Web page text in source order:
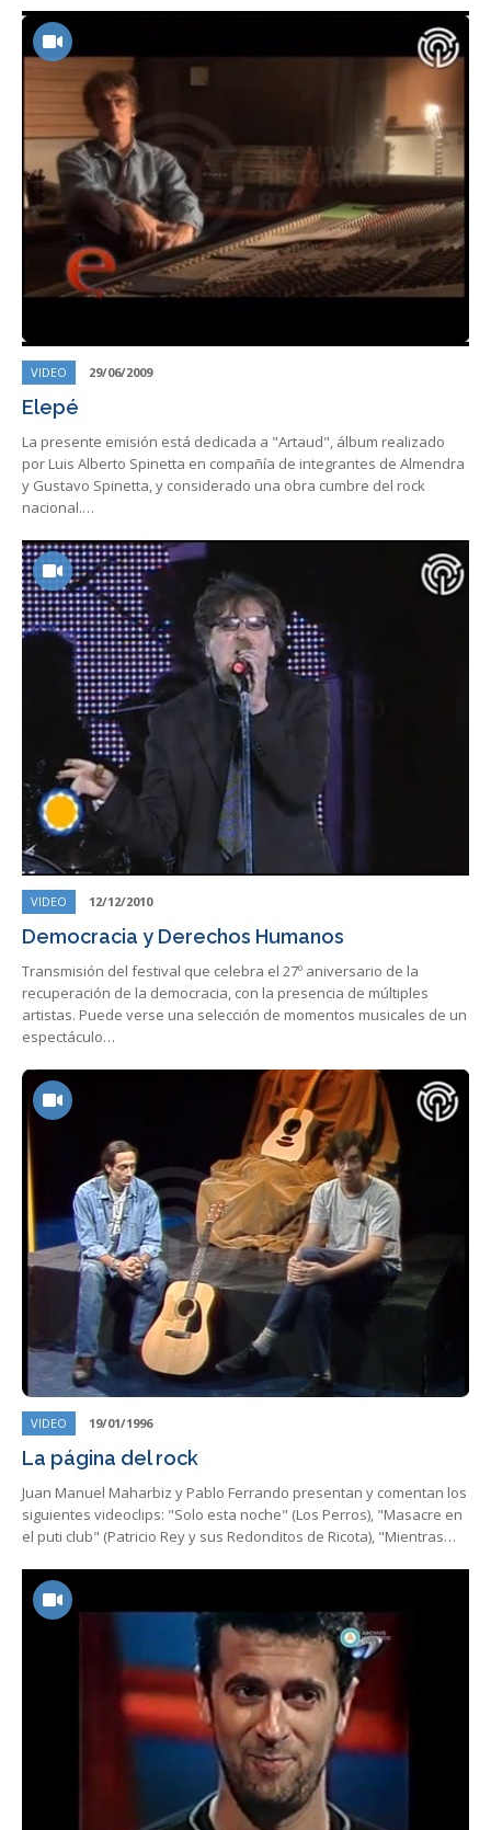
VIDEO 29/06/2009
Elepé
La presente emisión está dedicada a "Artaud", álbum realizado
por Luis Alberto Spinetta en compañía de integrantes de Almendra
y Gustavo Spinetta, y considerado una obra cumbre del rock
nacional.…
VIDEO 12/12/2010
Democracia y Derechos Humanos
Transmisión del festival que celebra el 27º aniversario de la
recuperación de la democracia, con la presencia de múltiples
artistas. Puede verse una selección de momentos musicales de un
espectáculo…
VIDEO 19/01/1996
La página del rock
Juan Manuel Maharbiz y Pablo Ferrando presentan y comentan los
siguientes videoclips: "Solo esta noche" (Los Perros), "Masacre en
el puti club" (Patricio Rey y sus Redonditos de Ricota), "Mientras…